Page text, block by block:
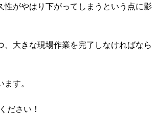
がやはり下がってしまうという点に影
大きな現場作業を完了しなければなら
す。
ださい！